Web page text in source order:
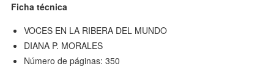
Ficha técnica
VOCES EN LA RIBERA DEL MUNDO
DIANA P. MORALES
Número de páginas: 350